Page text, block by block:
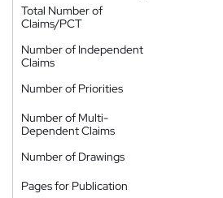
Total Number of
Claims/PCT
Number of Independent
Claims
Number of Priorities
Number of Multi-
Dependent Claims
Number of Drawings
Pages for Publication